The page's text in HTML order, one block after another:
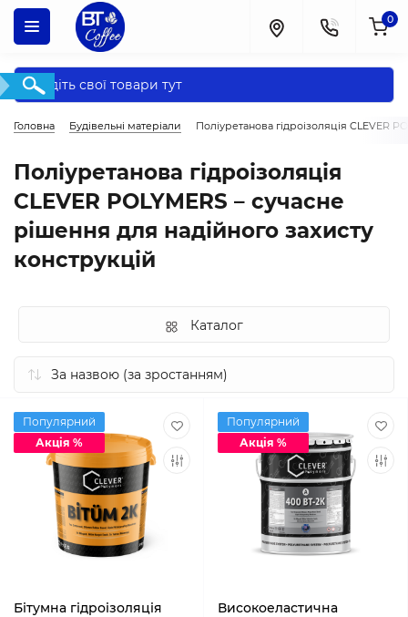
0
Головна Будівельні матеріали Поліуретанова гідроізоляція CLEVER
Поліуретанова гідроізоляція
CLEVER POLYMERS – сучасне
рішення для надійного захисту
конструкцій
Каталог
Популярний
Акція %
Бітумна гідроізоляція
Популярний
Акція %
Високоеластична